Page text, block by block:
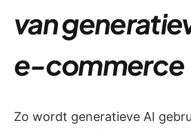
van
e-commerce
Zo wordt generatieve AI